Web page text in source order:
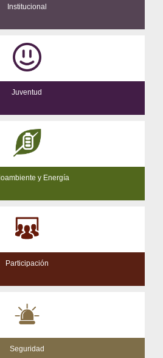
Institucional
Juventud
y Energía
Participación
Seguridad